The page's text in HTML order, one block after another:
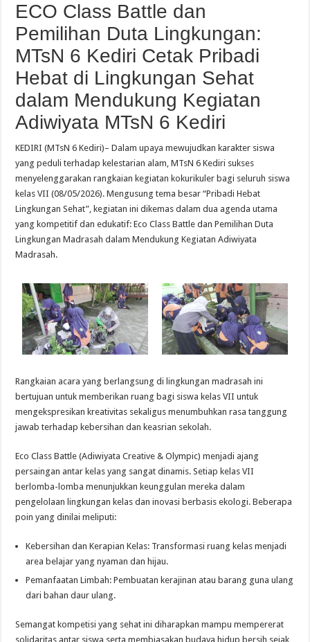
ECO Class Battle dan
Pemilihan Duta Lingkungan:
MTsN 6 Kediri Cetak Pribadi
Hebat di Lingkungan Sehat
dalam Mendukung Kegiatan
Adiwiyata MTsN 6 Kediri
​KEDIRI (MTsN 6 Kediri)– Dalam upaya mewujudkan karakter siswa
yang peduli terhadap kelestarian alam, MTsN 6 Kediri sukses
menyelenggarakan rangkaian kegiatan kokurikuler bagi seluruh siswa
kelas VII (08/05/2026). Mengusung tema besar “Pribadi Hebat
Lingkungan Sehat”, kegiatan ini dikemas dalam dua agenda utama
yang kompetitif dan edukatif: Eco Class Battle dan Pemilihan Duta
Lingkungan Madrasah dalam Mendukung Kegiatan Adiwiyata
Madrasah.
​Rangkaian acara yang berlangsung di lingkungan madrasah ini
bertujuan untuk memberikan ruang bagi siswa kelas VII untuk
mengekspresikan kreativitas sekaligus menumbuhkan rasa tanggung
jawab terhadap kebersihan dan keasrian sekolah.
​Eco Class Battle (Adiwiyata Creative & Olympic) menjadi ajang
persaingan antar kelas yang sangat dinamis. Setiap kelas VII
berlomba-lomba menunjukkan keunggulan mereka dalam
pengelolaan lingkungan kelas dan inovasi berbasis ekologi. Beberapa
poin yang dinilai meliputi:
​Kebersihan dan Kerapian Kelas: Transformasi ruang kelas menjadi
area belajar yang nyaman dan hijau.
​Pemanfaatan Limbah: Pembuatan kerajinan atau barang guna ulang
dari bahan daur ulang.
​Semangat kompetisi yang sehat ini diharapkan mampu mempererat
solidaritas antar siswa serta membiasakan budaya hidup bersih sejak